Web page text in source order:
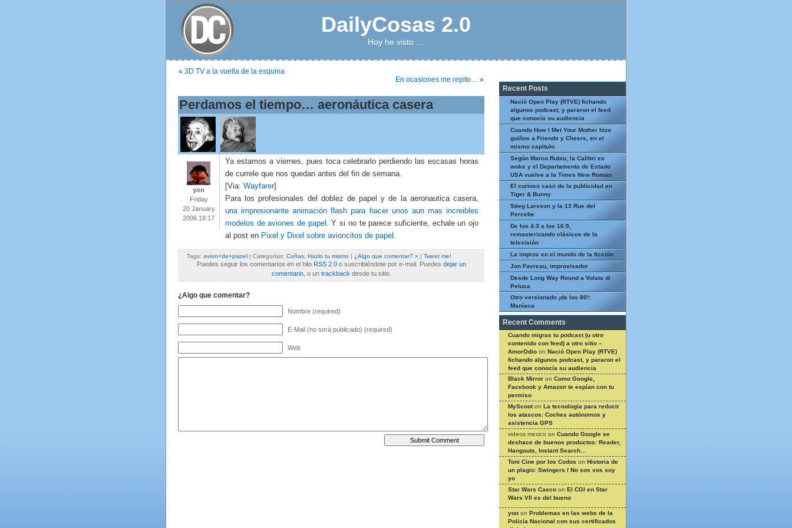
DailyCosas 2.0
Hoy he visto …
« 3D TV a la vuelta de la esquina
En ocasiones me repito… »
Perdamos el tiempo… aeronáutica casera
yon
Friday
20 January
2006 18:17
Ya estamos a viernes, pues toca celebrarlo perdiendo las escasas horas
de currele que nos quedan antes del fin de semana.
[Via: Wayfarer]
Para los profesionales del doblez de papel y de la aeronautica casera,
una impresionante animación flash para hacer unos aun mas increibles
modelos de aviones de papel.
Y si no te parece suficiente, echale un ojo
al post en Pixel y Dixel sobre avioncitos de papel.
Tags: avion+de+papel | Categorías: Coñas Hazlo tu mismo | ¿Algo que comentar? » | Tweet me!
Puedes seguir los comentarios en el hilo RSS 2.0o suscribiéndote por e-mail. Puedes dejar un
comentario, o un trackback desde tu sitio.
¿Algo que comentar?
Nombre (required)
E-Mail (no será publicado) (required)
Web
Recent Posts
Nació Open Play (RTVE) fichando
algunos podcast, y pararon el feed
que conocía su audiencia
Cuando How I Met Your Mother hizo
guiños a Friends y Cheers, en el
mismo capítulo
Según Marco Rubio, la Calibri es
woke y el Departamento de Estado
USA vuelve a la Times New Roman
El curioso caso de la publicidad en
Tiger & Bunny
Stieg Larsson y la 13 Rue del
Percebe
De los 4:3 a los 16:9,
remasterizando clásicos de la
televisión
La improv en el mundo de la ficción
Jon Favreau, improvisador
Desde Long Way Round a Volata di
Peluca
Otro versionado ¡de los 80!:
Maníaca
Recent Comments
Cuando migras tu podcast (u otro
contenido con feed) a otro sitio –
AmorOdio on Nació Open Play (RTVE)
fichando algunos podcast, y pararon el
feed que conocía su audiencia
Black Mirror on Como Google,
Facebook y Amazon te espían con tu
permiso
MyScooton La tecnología para reducir
los atascos: Coches autónomos y
asistencia GPS
videos mexico on Cuando Google se
deshace de buenos productos: Reader,
Hangouts, Instant Search…
Toni Cine por los Codos on Historia de
un plagio: Swingers / No sos vos soy
yo
Star Wars Casco on El CGI en Star
Wars VII es del bueno
yon on Problemas en las webs de la
Policía Nacional con sus certificados